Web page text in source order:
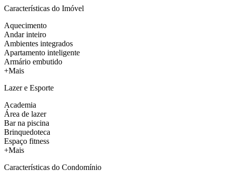
Características do Imóvel
Aquecimento
Andar inteiro
Ambientes integrados
Apartamento inteligente
Armário embutido
+Mais
Lazer e Esporte
Academia
Área de lazer
Bar na piscina
Brinquedoteca
Espaço fitness
+Mais
Características do Condomínio